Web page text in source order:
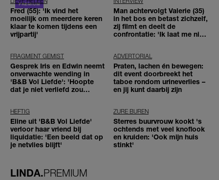
Fred (55): 'Ik vind het
moeilijk om meerdere keren
klaar te komen tijdens een
vrijpartij'
Man achtervolgt Valerie (35)
in het bos en betast zichzelf,
zij filmt en deelt de
confrontatie: 'Ik laat me niet
FRAGMENT GEMIST
Gesprek Iris en Edwin neemt
onverwachte wending in
'B&B Vol Liefde': 'Hoopte
dat je niet verliefd zou
ADVERTORIAL
Praten, lachen én bewegen:
dit event doorbreekt het
taboe rondom urineverlies –
en jij kunt daarbij zijn
HEFTIG
Eline uit 'B&B Vol Liefde'
verloor haar vriend bij
liquidatie: 'Een beeld dat op
je netvlies blijft'
ZURE BUREN
Sterres buurvrouw kookt 's
ochtends met veel knoflook
en kruiden: 'Ook mijn huis
stinkt'
LINDA.PREMIUM